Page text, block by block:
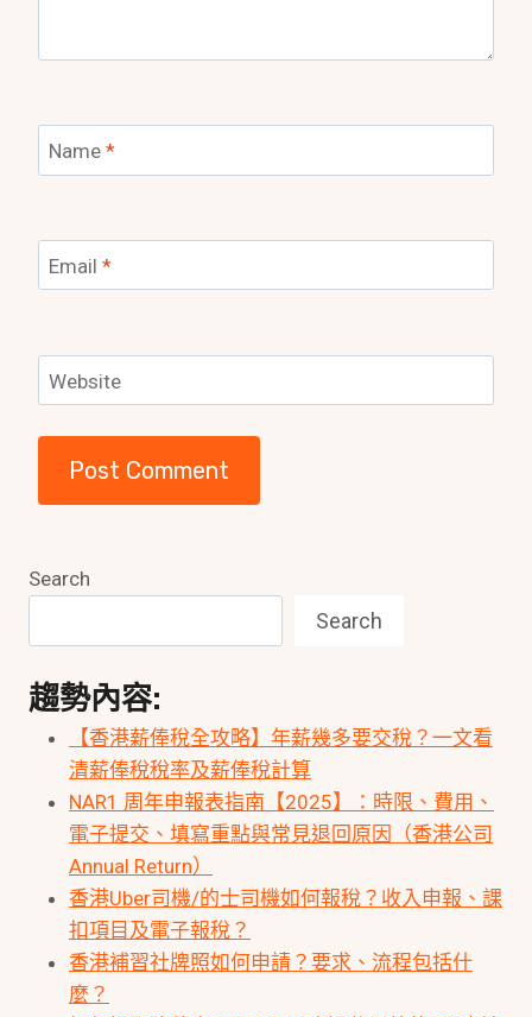
Name *
Email *
Website
Search
Search
趨勢內容:
【香港薪俸稅全攻略】年薪幾多要交稅？一文看
清薪俸稅稅率及薪俸稅計算
NAR1 周年申報表指南【2025】：時限、費用、
電子提交、填寫重點與常見退回原因（香港公司
Annual Return）
香港Uber司機/的士司機如何報稅？收入申報、課
扣項目及電子報稅？
香港補習社牌照如何申請？要求、流程包括什
麼？